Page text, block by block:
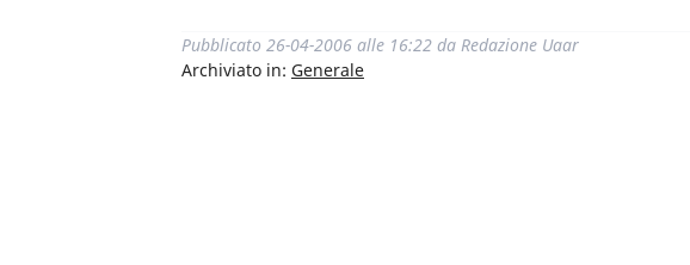
Pubblicato 26-04-2006 alle 16:22 da Redazione Uaar
Archiviato in: Generale